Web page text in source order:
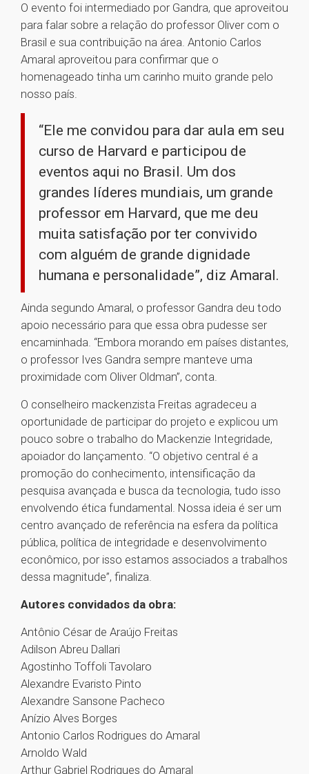
O evento foi intermediado por Gandra, que aproveitou
para falar sobre a relação do professor Oliver com o
Brasil e sua contribuição na área. Antonio Carlos
Amaral aproveitou para confirmar que o
homenageado tinha um carinho muito grande pelo
nosso país.
“Ele me convidou para dar aula em seu
curso de Harvard e participou de
eventos aqui no Brasil. Um dos
grandes líderes mundiais, um grande
professor em Harvard, que me deu
muita satisfação por ter convivido
com alguém de grande dignidade
humana e personalidade”, diz Amaral.
Ainda segundo Amaral, o professor Gandra deu todo
apoio necessário para que essa obra pudesse ser
encaminhada. “Embora morando em países distantes,
o professor Ives Gandra sempre manteve uma
proximidade com Oliver Oldman”, conta.
O conselheiro mackenzista Freitas agradeceu a
oportunidade de participar do projeto e explicou um
pouco sobre o trabalho do Mackenzie Integridade,
apoiador do lançamento. “O objetivo central é a
promoção do conhecimento, intensificação da
pesquisa avançada e busca da tecnologia, tudo isso
envolvendo ética fundamental. Nossa ideia é ser um
centro avançado de referência na esfera da política
pública, política de integridade e desenvolvimento
econômico, por isso estamos associados a trabalhos
dessa magnitude”, finaliza.
Autores convidados da obra:
Antônio César de Araújo Freitas
Adilson Abreu Dallari
Agostinho Toffoli Tavolaro
Alexandre Evaristo Pinto
Alexandre Sansone Pacheco
Anízio Alves Borges
Antonio Carlos Rodrigues do Amaral
Arnoldo Wald
Arthur Gabriel Rodrigues do Amaral